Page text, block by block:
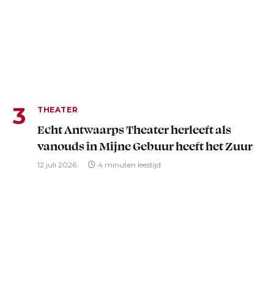
THEATER
Echt Antwaarps Theater herleeft als
vanouds in Mijne Gebuur heeft het Zuur
12 juli 2026 4 minuten leestijd